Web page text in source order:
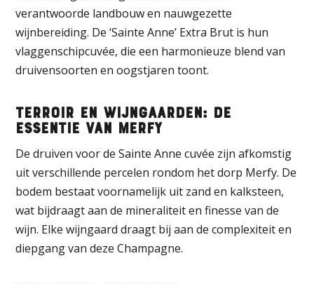
verantwoorde landbouw en nauwgezette
wijnbereiding. De ‘Sainte Anne’ Extra Brut is hun
vlaggenschipcuvée, die een harmonieuze blend van
druivensoorten en oogstjaren toont.
Terroir en Wijngaarden: De
essentie van Merfy
De druiven voor de Sainte Anne cuvée zijn afkomstig
uit verschillende percelen rondom het dorp Merfy. De
bodem bestaat voornamelijk uit zand en kalksteen,
wat bijdraagt aan de mineraliteit en finesse van de
wijn. Elke wijngaard draagt bij aan de complexiteit en
diepgang van deze Champagne.